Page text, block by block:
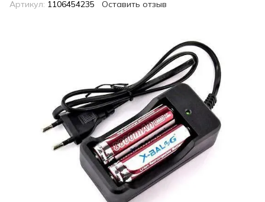
Артикул: 1106454235 Оставить отзыв